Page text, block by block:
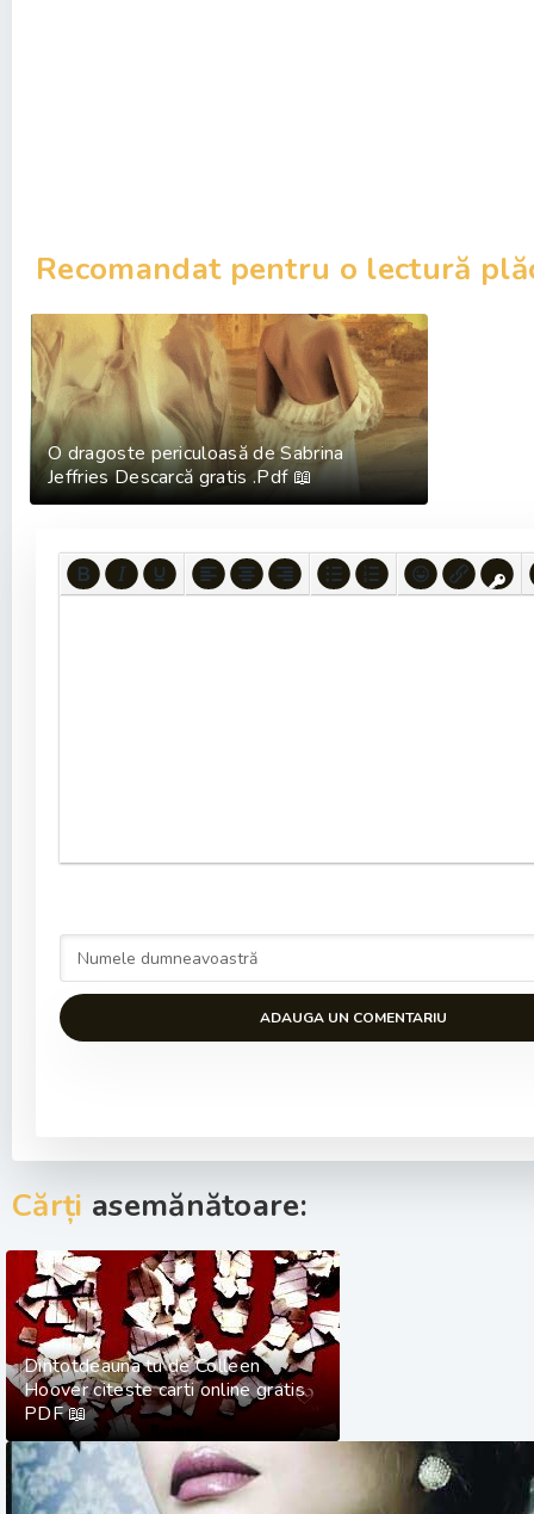
Recomandat pentru o lectură
O dragoste periculoasă de Sabrina
Jeffries Descarcă gratis .Pdf 📖
ADAUGA UN COMENTARIU
Cărți asemănătoare:
Dintotdeauna tu de Colleen
Hoover citeste carti online gratis
PDF 📖